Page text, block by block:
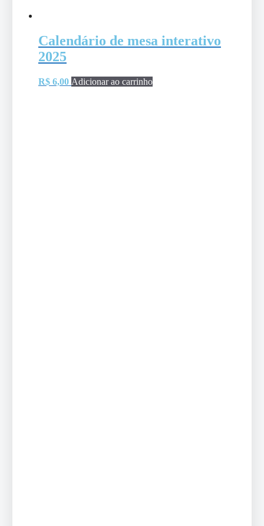
Calendário de mesa interativo
2025
R$6,00 Adicionar ao carrinho